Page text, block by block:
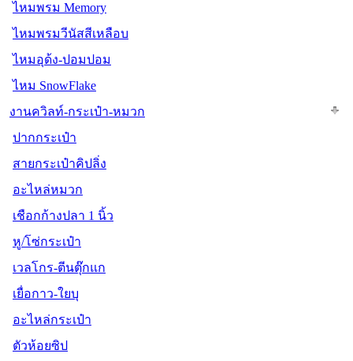
ไหมพรม Memory
ไหมพรมวีนัสสีเหลือบ
ไหมอุด้ง-ปอมปอม
ไหม SnowFlake
งานควิลท์-กระเป๋า-หมวก
ปากกระเป๋า
สายกระเป๋าคิปลิ่ง
อะไหล่หมวก
เชือกก้างปลา 1 นิ้ว
หู/โซ่กระเป๋า
เวลโกร-ตีนตุ๊กแก
เยื่อกาว-ใยบุ
อะไหล่กระเป๋า
ตัวห้อยซิป